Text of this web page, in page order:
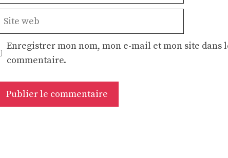
Site
Enregistrer mon nom, mon e-mail et mon site
commentaire.